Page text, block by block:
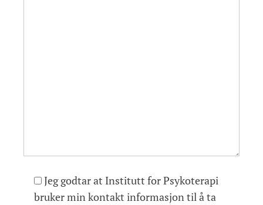
Jeg godtar at Institutt for Psykoterapi
bruker min kontakt informasjon til å ta